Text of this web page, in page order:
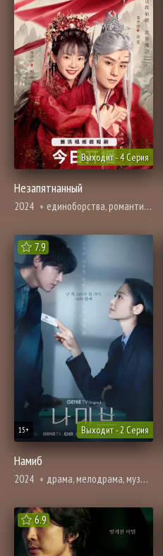
Выходит - 4 Серия
Незапятнанный
2024 единоборства, романтика, фэнтези
7.9
Выходит - 2 Серия
15+
Намиб
2024 драма, мелодрама, музыкальные, повседневность
6.9